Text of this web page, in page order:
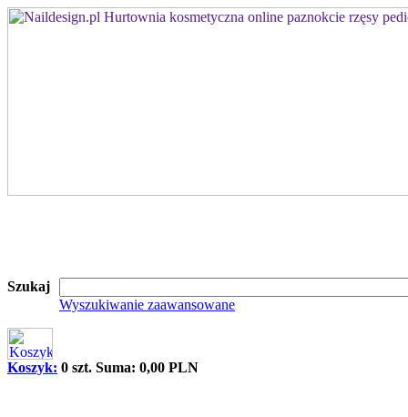
Szukaj
Wyszukiwanie zaawansowane
Koszyk: 0 szt. Suma: 0,00 PLN